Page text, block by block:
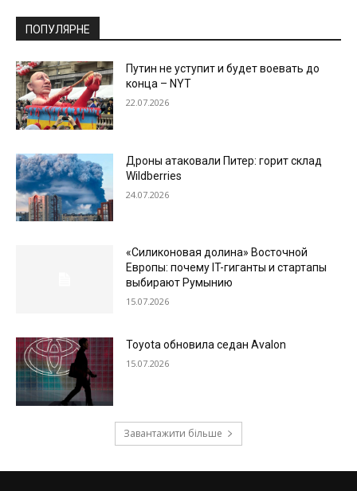
ПОПУЛЯРНЕ
Путин не уступит и будет воевать до
конца – NYT
22.07.2026
Дроны атаковали Питер: горит склад
Wildberries
24.07.2026
«Силиконовая долина» Восточной
Европы: почему IT-гиганты и стартапы
выбирают Румынию
15.07.2026
Toyota обновила седан Avalon
15.07.2026
Завантажити більше